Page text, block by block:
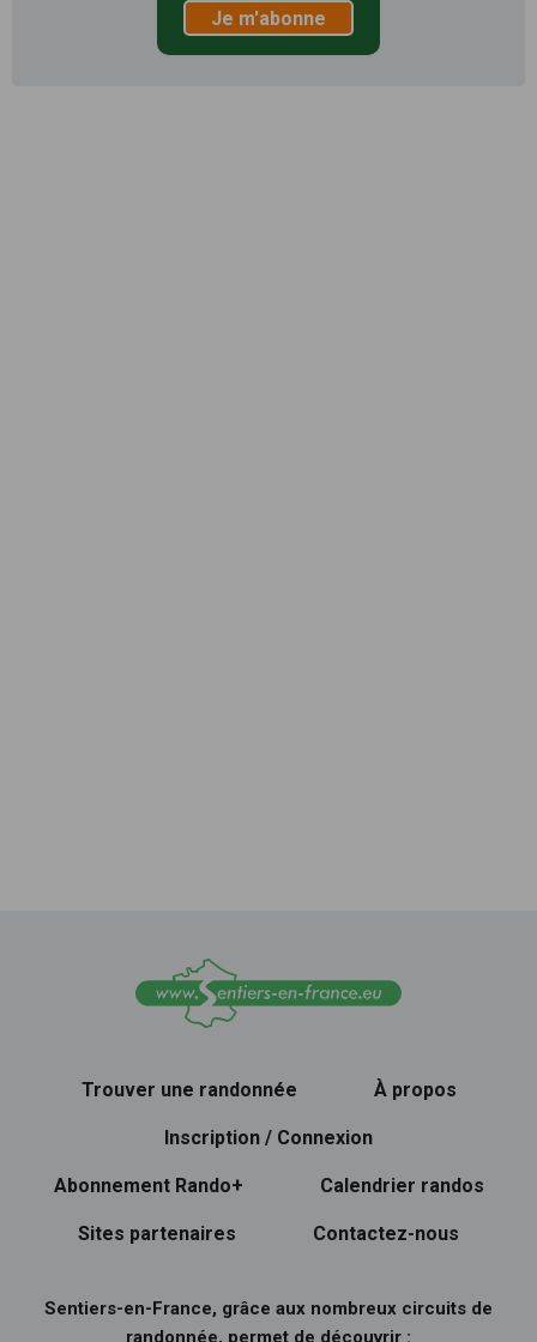
Je m'abonne
Trouver une randonnée À propos
Inscription / Connexion
Abonnement Rando+ Calendrier randos
Sites partenaires Contactez-nous
Sentiers-en-France, grâce aux nombreux circuits de
randonnée, permet de découvrir :